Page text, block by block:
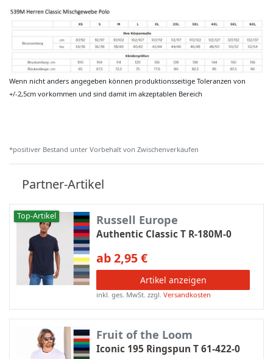
Wenn nicht anders angegeben können produktionsseitige Toleranzen von
+/-2,5cm vorkommen und sind damit im akzeptablen Bereich
*positiver Bestand unter Vorbehalt von Zwischenverkäufen
Partner-Artikel
Top-Artikel Russell Europe
Authentic Classic T R-180M-0
ab 2,95 €
Artikel anzeigen
inkl. ges. MwSt. zzgl.Versandkosten
Fruit of the Loom
Iconic 195 Ringspun T 61-422-0